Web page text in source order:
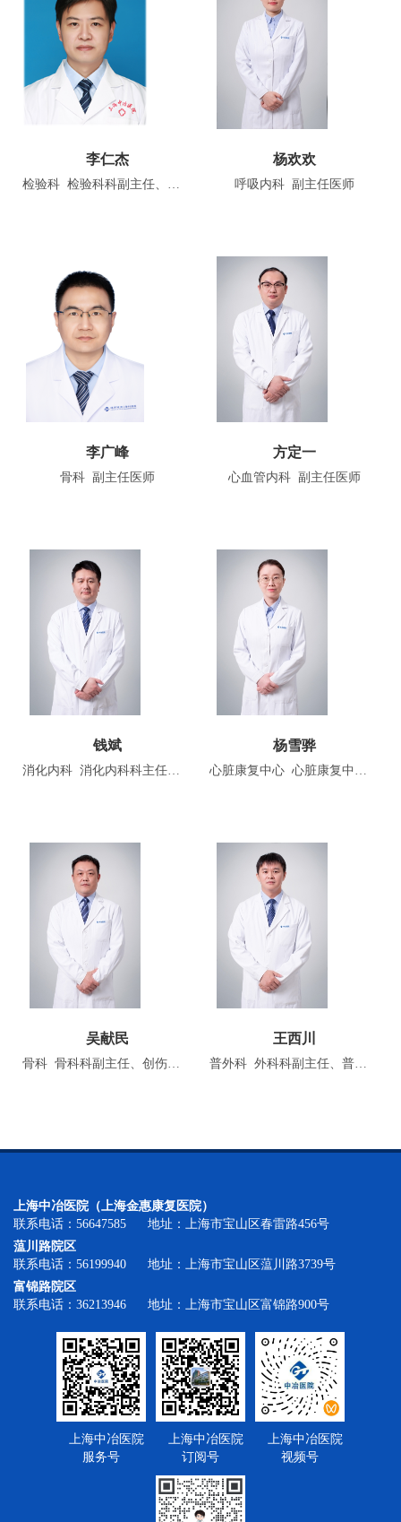
李仁杰
检验科 检验科科副主任、副主任技师
杨欢欢
呼吸内科 副主任医师
李广峰
骨科 副主任医师
方定一
心血管内科 副主任医师
钱斌
消化内科 消化内科科主任、内科科副主任（兼）、副主任医师
杨雪骅
心脏康复中心 心脏康复中心副主任、主任医师
吴献民
骨科 骨科科副主任、创伤中心副主任（兼）、副主任医师
王西川
普外科 外科科副主任、普外科科副主任（兼）、胸痛中心副主任（兼）、创伤中心副主任（兼）、副主任医师
上海中冶医院（上海金惠康复医院）
联系电话：56647585 地址：上海市宝山区春雷路456号
蕰川路院区
联系电话：56199940 地址：上海市宝山区蕰川路3739号
富锦路院区
联系电话：36213946 地址：上海市宝山区富锦路900号
上海中冶医院
服务号
上海中冶医院
订阅号
上海中冶医院
视频号